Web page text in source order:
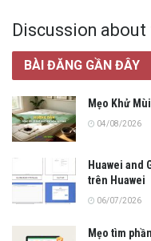
Discussion
BÀI ĐĂNG GẦN ĐÂY
Mẹo Khử
04/08/2026
Huawei and
trên Huawei
06/07/2026
Mẹo tìm